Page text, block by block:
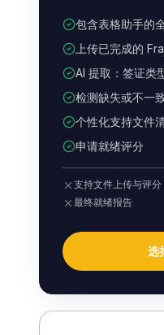
包含表格助手的
上传已完成的
AI 提取：签证类
检测缺失或不一
个性化支持文件
申请就绪评分
支持文件上传与评分
最终就绪报告
选